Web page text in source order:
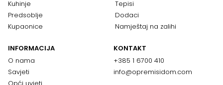
Kuhinje
Predsoblje
Kupaonice
Tepisi
Dodaci
Namještaj na zalihi
INFORMACIJA
O nama
Savjeti
KONTAKT
+385 1 6700 410
info@opremisidom.com